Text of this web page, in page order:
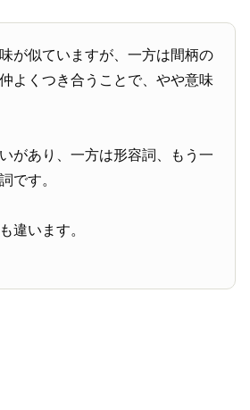
が似ていますが、一方は間柄の
よくつき合うことで、やや意味
があり、一方は形容詞、もう一
です。
違います。